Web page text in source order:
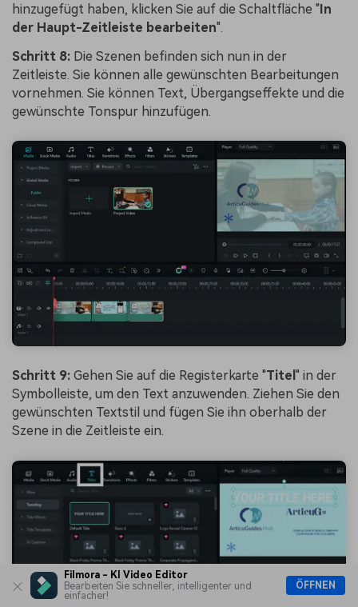
Filmora - KI Video Editor
Bearbeiten Sie schneller, intelligenter und
einfacher!
ÖFFNEN
hinzugefügt haben, klicken Sie auf die Schaltfläche "In
der Haupt-Zeitleiste bearbeiten".
Schritt 8: Die Szenen befinden sich nun in der
Zeitleiste. Sie können alle gewünschten Bearbeitungen
vornehmen. Sie können Text, Übergangseffekte und die
gewünschte Tonspur hinzufügen.
Schritt 9: Gehen Sie auf die Registerkarte "Titel " in der
Symbolleiste, um den Text anzuwenden. Ziehen Sie den
gewünschten Textstil und fügen Sie ihn oberhalb der
Szene in die Zeitleiste ein.